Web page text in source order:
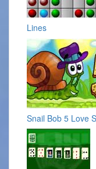
Lines
Snail Bob 5 Love